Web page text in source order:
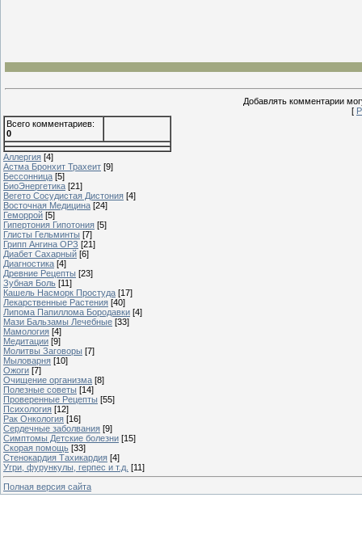
Добавлять комментарии
[
Всего комментариев:
0
Аллергия [4]
Астма Бронхит Трахеит [9]
Бессонница [5]
БиоЭнергетика [21]
Вегето Сосудистая Дистония [4]
Восточная Медицина [24]
Геморрой [5]
Гипертония Гипотония [5]
Глисты Гельминты [7]
Грипп Ангина ОРЗ [21]
Диабет Сахарный [6]
Диагностика [4]
Древние Рецепты [23]
Зубная Боль [11]
Кашель Насморк Простуда [17]
Лекарственные Растения [40]
Липома Папиллома Бородавки [4]
Мази Бальзамы Лечебные [33]
Мамология [4]
Медитации [9]
Молитвы Заговоры [7]
Мыловарня [10]
Ожоги [7]
Очищение организма [8]
Полезные советы [14]
Проверенные Рецепты [55]
Психология [12]
Рак Онкология [16]
Сердечные заболвания [9]
Симптомы Детские болезни [15]
Скорая помощь [33]
Стенокардия Тахикардия [4]
Угри, фурункулы, герпес и т.д. [11]
Полная версия сайта